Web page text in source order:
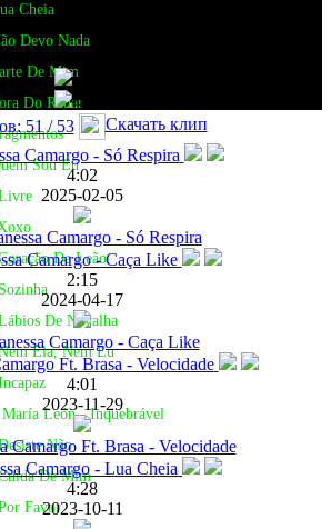
Cheia
Devo Nada
De Mim
Do Radar
Sou Eu
De Leão
De Navalha
Ela, Nem Eu
María León - Inquebrável
Não
De Mim
Favor
51 / 53 Скачать клип
4:02
2025-02-05
Camargo - Só Respira
2:15
2024-04-17
Camargo - Caça Like
4:01
2023-11-29
Camargo Ft. Brasa - Velocidade
4:28
2023-10-11